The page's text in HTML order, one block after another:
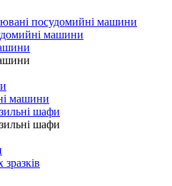
посудомийні машини
машини
машини
шафи
шафи